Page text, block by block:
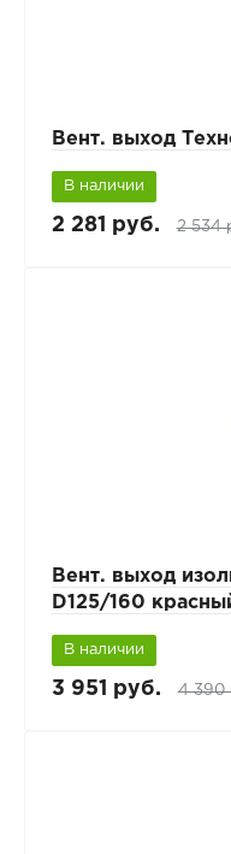
Вент. выход
В наличии
2 281 руб. 2 534
Вент. выход
D125/160
В наличии
3 951 руб. 4 390